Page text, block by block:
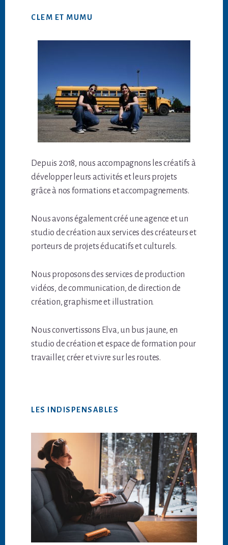
CLEM ET MUMU
Depuis 2018, nous accompagnons les créatifs à
développer leurs activités et leurs projets
grâce à nos formations et accompagnements.
Nous avons également créé une agence et un
studio de création aux services des créateurs et
porteurs de projets éducatifs et culturels.
Nous proposons des services de production
vidéos, de communication, de direction de
création, graphisme et illustration.
Nous convertissons Elva, un bus jaune, en
studio de création et espace de formation pour
travailler, créer et vivre sur les routes.
LES INDISPENSABLES